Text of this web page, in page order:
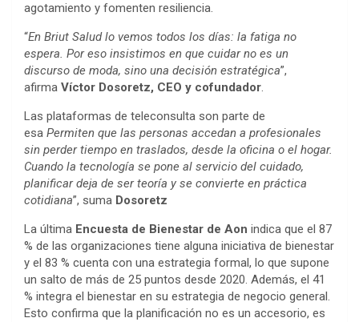
agotamiento y fomenten resiliencia.
“En Briut Salud lo vemos todos los días: la fatiga no
espera. Por eso insistimos en que cuidar no es un
discurso de moda, sino una decisión estratégica”,
afirma Víctor Dosoretz, CEO y cofundador.
Las plataformas de teleconsulta son parte de
esa Permiten que las personas accedan a profesionales
sin perder tiempo en traslados, desde la oficina o el hogar.
Cuando la tecnología se pone al servicio del cuidado,
planificar deja de ser teoría y se convierte en práctica
cotidiana”, suma Dosoretz
La última Encuesta de Bienestar de Aon indica que el 87
% de las organizaciones tiene alguna iniciativa de bienestar
y el 83 % cuenta con una estrategia formal, lo que supone
un salto de más de 25 puntos desde 2020. Además, el 41
% integra el bienestar en su estrategia de negocio general.
Esto confirma que la planificación no es un accesorio, es